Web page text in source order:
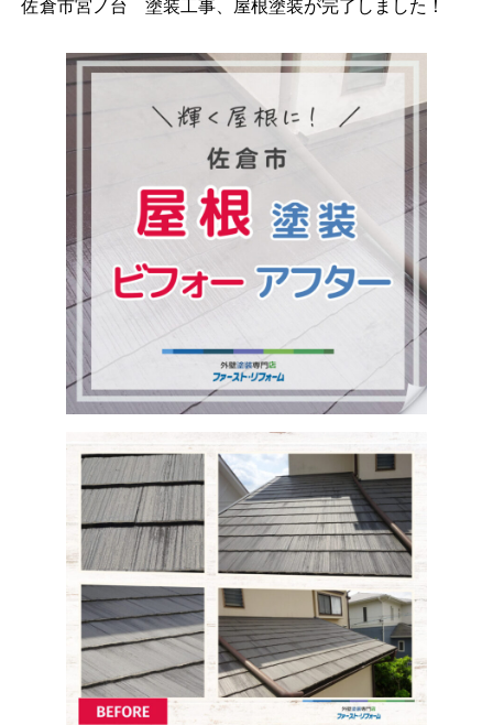
佐倉市宮ノ台 塗装工事、屋根塗装が完了しました！